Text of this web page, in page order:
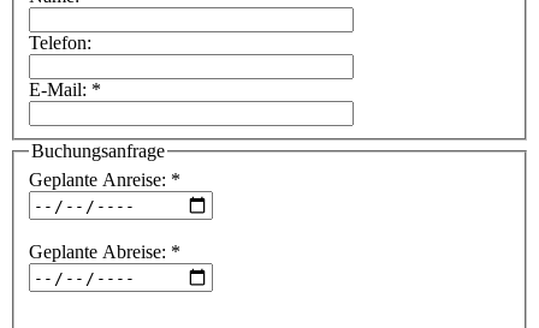
Telefon:
E-Mail: *
Buchungsanfrage
Geplante Anreise: *
Geplante Abreise: *